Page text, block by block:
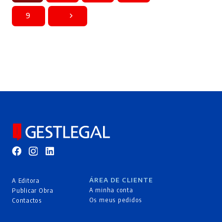
9
A Editora
Publicar Obra
Contactos
ÁREA DE CLIENTE
A minha conta
Os meus pedidos